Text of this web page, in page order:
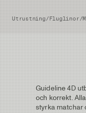
Utrustning/Fluglinor/
Guideline 4D
och korrekt.
styrka matchar